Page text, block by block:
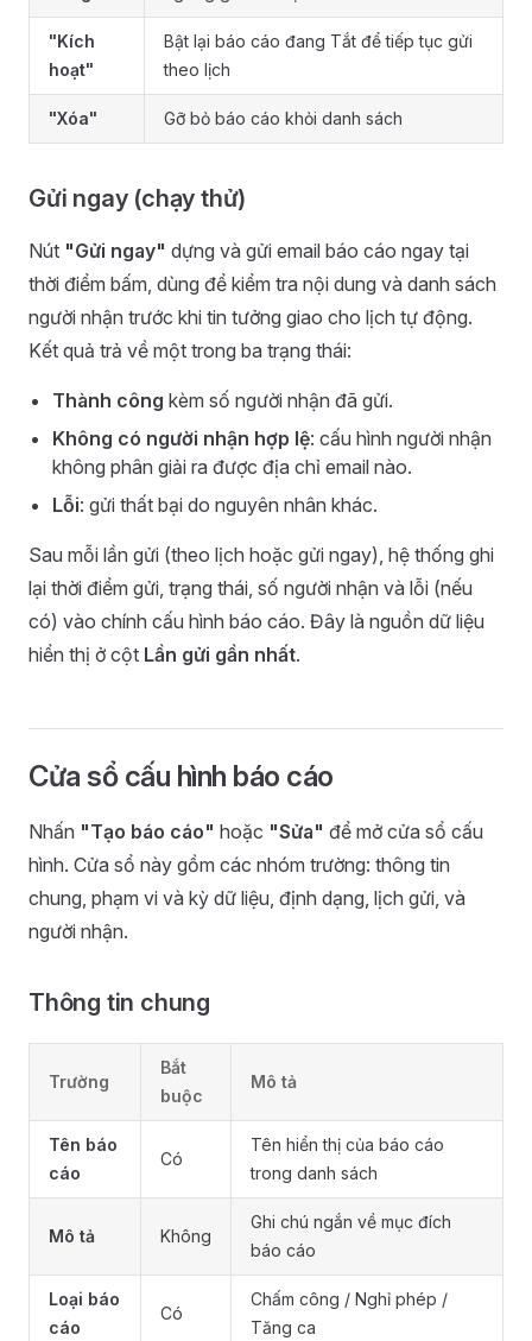
"Kích
hoạt"
Bật lại báo cáo đang Tắt để tiếp tục gửi
theo lịch
"Xóa" Gỡ bỏ báo cáo khỏi danh sách
Gửi ngay (chạy thử)
Nút "Gửi ngay" dựng và gửi email báo cáo ngay tại
thời điểm bấm, dùng để kiểm tra nội dung và danh sách
người nhận trước khi tin tưởng giao cho lịch tự động.
Kết quả trả về một trong ba trạng thái:
Thành công kèm số người nhận đã gửi.
Không có người nhận hợp lệ: cấu hình người nhận
không phân giải ra được địa chỉ email nào.
Lỗi: gửi thất bại do nguyên nhân khác.
Sau mỗi lần gửi (theo lịch hoặc gửi ngay), hệ thống ghi
lại thời điểm gửi, trạng thái, số người nhận và lỗi (nếu
có) vào chính cấu hình báo cáo. Đây là nguồn dữ liệu
hiển thị ở cột Lần gửi gần nhất.
Cửa sổ cấu hình báo cáo
Nhấn "Tạo báo cáo" hoặc "Sửa" để mở cửa sổ cấu
hình. Cửa sổ này gồm các nhóm trường: thông tin
chung, phạm vi và kỳ dữ liệu, định dạng, lịch gửi, và
người nhận.
Thông tin chung
Trường
Bắt
buộc
Mô tả
Tên báo
cáo
Có
Tên hiển thị của báo cáo
trong danh sách
Mô tả Không
Ghi chú ngắn về mục đích
báo cáo
Loại báo
cáo
Có
Chấm công / Nghỉ phép /
Tăng ca